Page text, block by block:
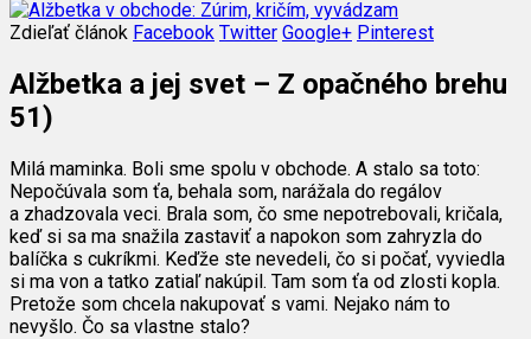
Zdieľať článok Facebook Twitter Google+ Pinterest
Alžbetka a jej svet – Z opačného brehu
51)
Milá maminka. Boli sme spolu v obchode. A stalo sa toto:
Nepočúvala som ťa, behala som, narážala do regálov
a zhadzovala veci. Brala som, čo sme nepotrebovali, kričala,
keď si sa ma snažila zastaviť a napokon som zahryzla do
balíčka s cukríkmi. Keďže ste nevedeli, čo si počať, vyviedla
si ma von a tatko zatiaľ nakúpil. Tam som ťa od zlosti kopla.
Pretože som chcela nakupovať s vami. Nejako nám to
nevyšlo. Čo sa vlastne stalo?